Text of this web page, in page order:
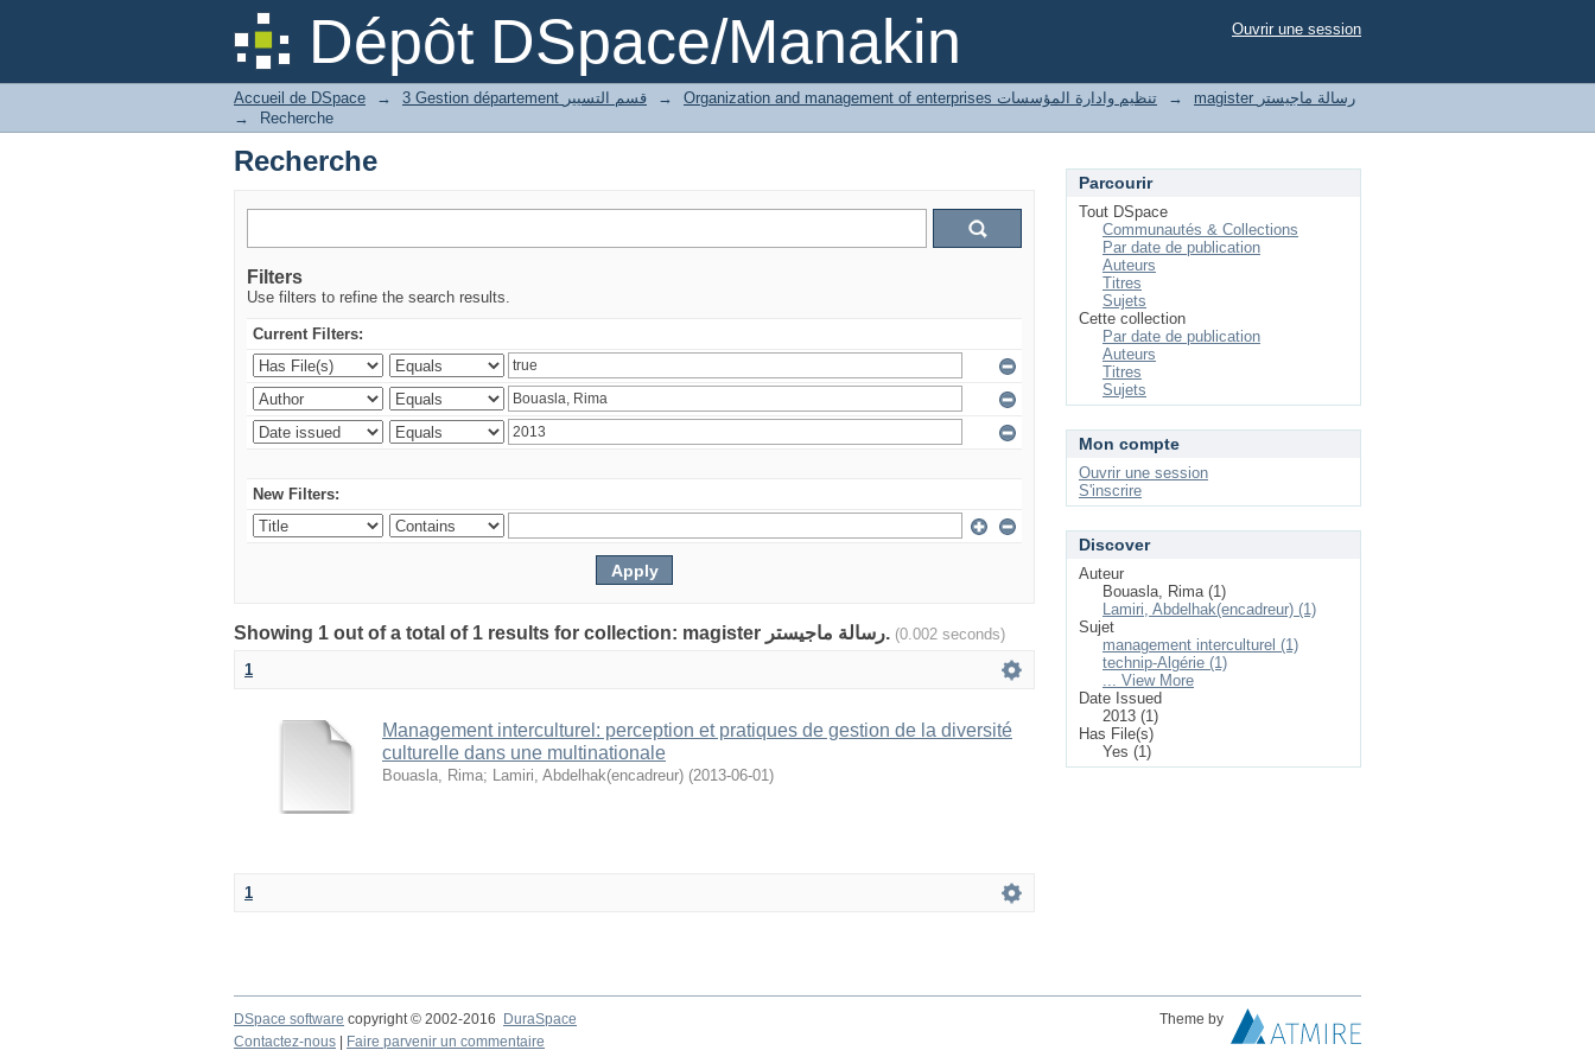
Dépôt DSpace/Manakin
Recherche Ouvrir une session
Accueil de DSpace → 3 Gestion département قسم التسيير → Organization and management of enterprises تنظيم وادارة المؤسسات →
magister رسالة ماجيستر
→
Recherche
Recherche
Filters
Use filters to refine the search results.
Current Filters:
New Filters:
Showing 1 out of a total of 1 results for collection: magister رسالة ماجيستر.
(0.002 seconds)
1
Management interculturel: perception et pratiques de gestion de la diversité
culturelle dans une multinationale
Bouasla, Rima; Lamiri, Abdelhak(encadreur) (2013-06-01)
1
Parcourir
Tout DSpace
Communautés & Collections
Par date de publication
Auteurs
Titres
Sujets
Cette collection
Par date de publication
Auteurs
Titres
Sujets
Mon compte
Ouvrir une session
S'inscrire
Discover
Auteur
Bouasla, Rima (1)
Lamiri, Abdelhak(encadreur) (1)
Sujet
management interculturel (1)
technip-Algérie (1)
... View More
Date Issued
2013 (1)
Has File(s)
Yes (1)
DSpace software copyright © 2002-2016 DuraSpace
Theme by
Contactez-nous
Faire parvenir un commentaire